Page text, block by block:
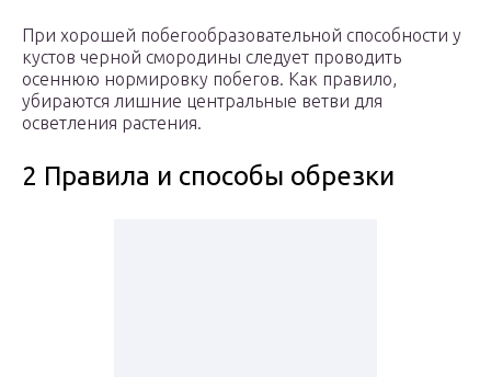
При хорошей побегообразовательной способности у
кустов черной смородины следует проводить
осеннюю нормировку побегов. Как правило,
убираются лишние центральные ветви для
осветления растения.
2 Правила и способы обрезки